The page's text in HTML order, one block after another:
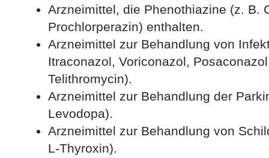
Arzneimittel, die Phenothiazine (z. B.
Prochlorperazin) enthalten.
Arzneimittel zur Behandlung von
Itraconazol, Voriconazol,
Telithromycin).
Arzneimittel zur Behandlung der
Levodopa).
Arzneimittel zur Behandlung von
L-Thyroxin).